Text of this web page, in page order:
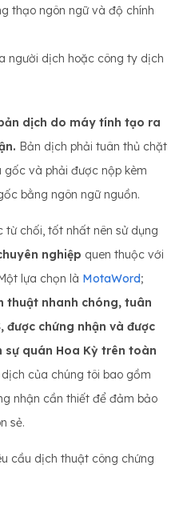
thạo ngôn ngữ và độ chính
người dịch hoặc công ty dịch
dịch do máy tính tạo ra
Bản dịch phải tuân thủ chặt
và phải được nộp kèm
bằng ngôn ngữ nguồn.
chối, tốt nhất nên sử dụng
nghiệp quen thuộc với
lựa chọn là MotaWord;
thuật nhanh chóng, tuân
được chứng nhận và được
sự quán Hoa Kỳ trên toàn
dịch của chúng tôi bao gồm
nhận cần thiết để đảm bảo
sẻ.
cầu dịch thuật công chứng